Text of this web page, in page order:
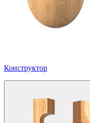
Конструктор